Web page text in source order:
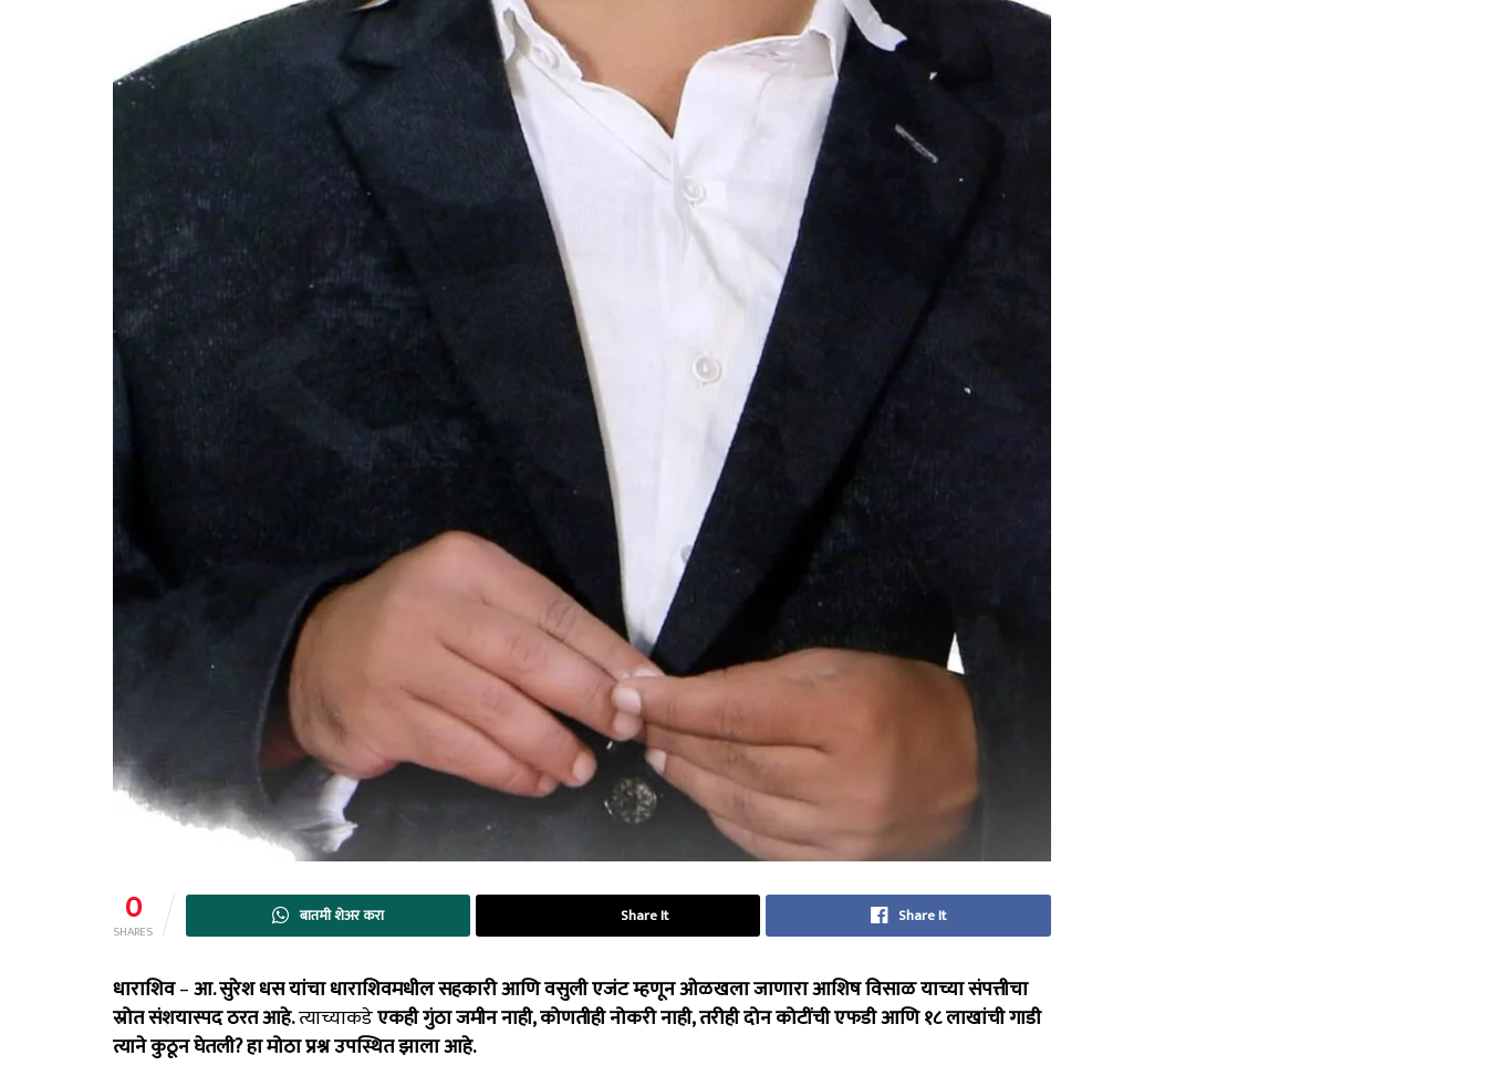
0
SHARES
बातमी शेअर करा Share It Share It
धाराशिव–आ. सुरेश धस यांचा धाराशिवमधील सहकारी आणि वसुली एजंट म्हणून ओळखला जाणारा आशिष विसाळ याच्या संपत्तीचा
स्रोत संशयास्पद ठरत आहे.त्याच्याकडेएकही गुंठा जमीन नाही, कोणतीही नोकरी नाही, तरीही दोन कोटींची एफडी आणि १८ लाखांची गाडी
त्याने कुठून घेतली?हा मोठा प्रश्न उपस्थित झाला आहे.